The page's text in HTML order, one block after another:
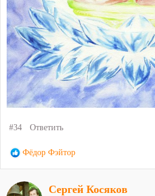
#34 Ответить
Р
к
Фёдор Фэйтор
Сергей Косяков